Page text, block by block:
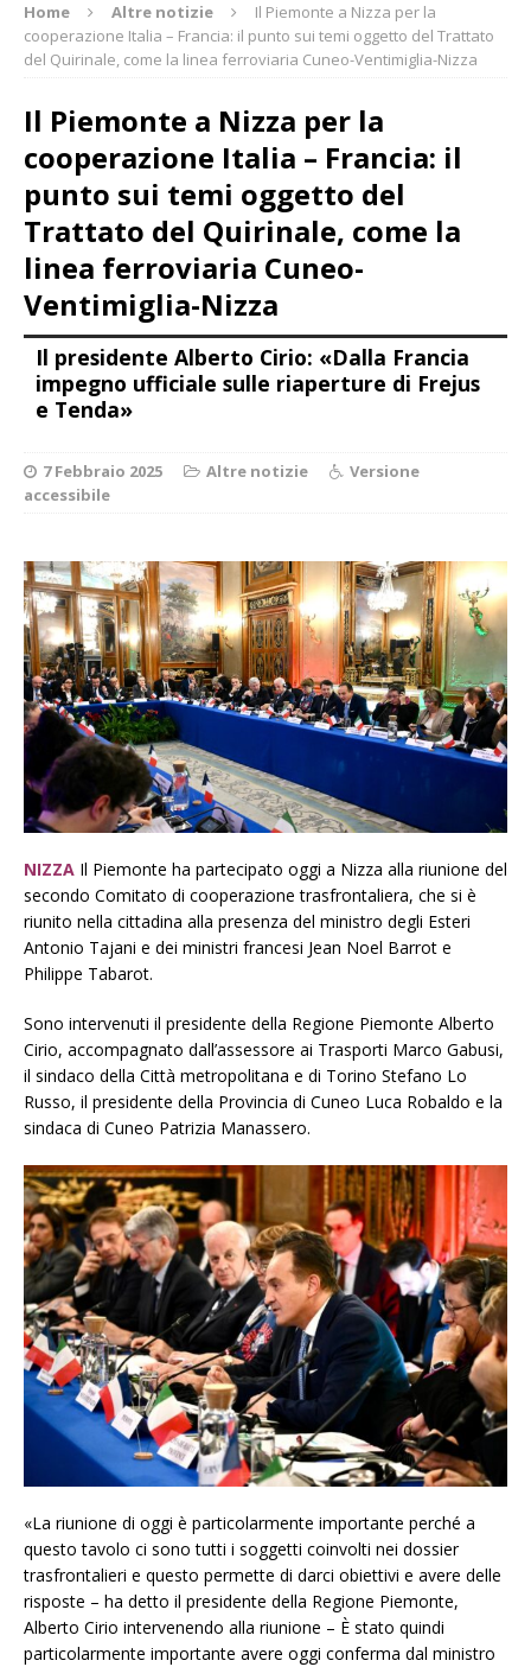
Home Altre notizie
Il Piemonte a Nizza per la
cooperazione Italia – Francia: il punto sui temi oggetto del Trattato
del Quirinale, come la linea ferroviaria Cuneo-Ventimiglia-Nizza
Il Piemonte a Nizza per la
cooperazione Italia – Francia: il
punto sui temi oggetto del
Trattato del Quirinale, come la
linea ferroviaria Cuneo-
Ventimiglia-Nizza
Il presidente Alberto Cirio: «Dalla Francia
impegno ufficiale sulle riaperture di Frejus
e Tenda»
7 Febbraio 2025 Altre notizie
Versione
accessibile
NIZZA Il Piemonte ha partecipato oggi a Nizza alla riunione del
secondo Comitato di cooperazione trasfrontaliera, che si è
riunito nella cittadina alla presenza del ministro degli Esteri
Antonio Tajani e dei ministri francesi Jean Noel Barrot e
Philippe Tabarot.
Sono intervenuti il presidente della Regione Piemonte Alberto
Cirio, accompagnato dall’assessore ai Trasporti Marco Gabusi,
il sindaco della Città metropolitana e di Torino Stefano Lo
Russo, il presidente della Provincia di Cuneo Luca Robaldo e la
sindaca di Cuneo Patrizia Manassero.
«La riunione di oggi è particolarmente importante perché a
questo tavolo ci sono tutti i soggetti coinvolti nei dossier
trasfrontalieri e questo permette di darci obiettivi e avere delle
risposte – ha detto il presidente della Regione Piemonte,
Alberto Cirio intervenendo alla riunione – È stato quindi
particolarmente importante avere oggi conferma dal ministro